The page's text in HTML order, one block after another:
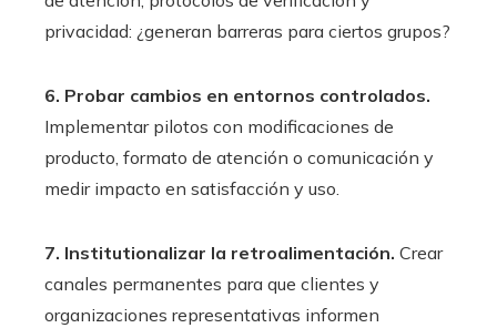
privacidad: ¿generan barreras para ciertos grupos?
6. Probar cambios en entornos controlados.
Implementar pilotos con modificaciones de
producto, formato de atención o comunicación y
medir impacto en satisfacción y uso.
7. Institutionalizar la retroalimentación. Crear
canales permanentes para que clientes y
organizaciones representativas informen